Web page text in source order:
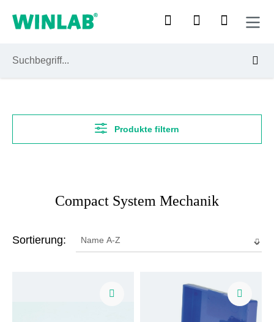
Produkte filtern
Compact System Mechanik
Sortierung: